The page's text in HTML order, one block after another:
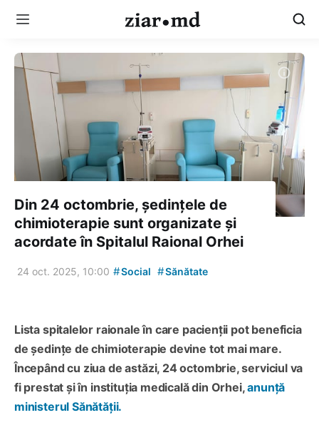
Din 24 octombrie, ședințele de
chimioterapie sunt organizate și
acordate în Spitalul Raional Orhei
24 oct. 2025, 10:00 #Social #Sănătate
Lista spitalelor raionale în care pacienții pot beneficia
de ședințe de chimioterapie devine tot mai mare.
Începând cu ziua de astăzi, 24 octombrie, serviciul va
fi prestat și în instituția medicală din Orhei,anunță
ministerul Sănătății.